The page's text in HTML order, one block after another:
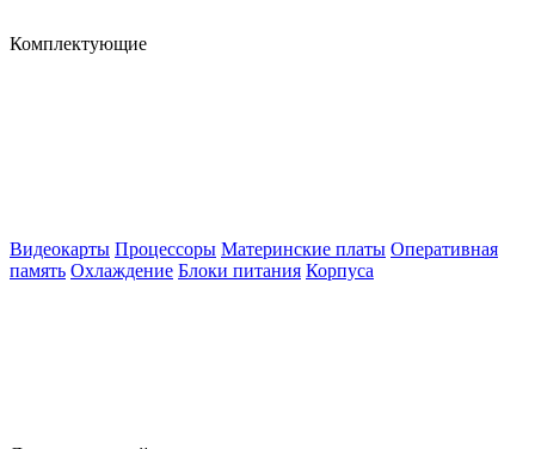
Комплектующие
Видеокарты Процессоры Материнские платы Оперативная
память Охлаждение Блоки питания Корпуса